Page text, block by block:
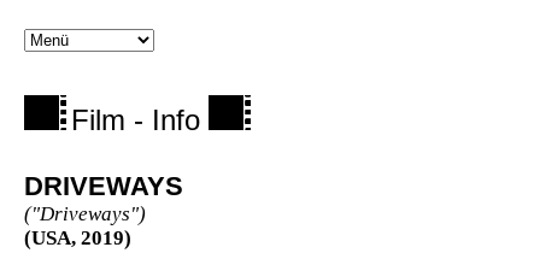
Film - Info
DRIVEWAYS
("Driveways")
(USA, 2019)